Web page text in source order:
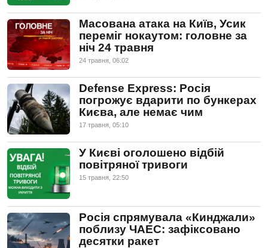
Масована атака на Київ, Усик
переміг нокаутом: головне за
ніч 24 травня
24 травня, 06:02
Defense Express: Росія
погрожує вдарити по бункерах
Києва, але немає чим
17 травня, 05:10
У Києві оголошено відбій
повітряної тривоги
15 травня, 22:50
Росія спрямувала «Кинджали»
поблизу ЧАЕС: зафіксовано
десятки ракет